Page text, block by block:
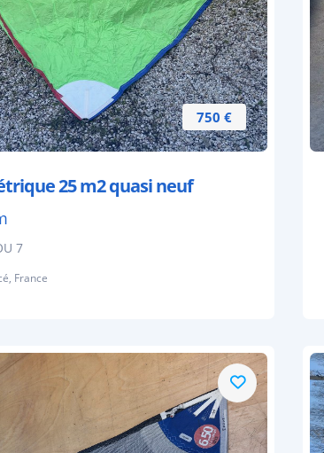
750 €
25 m2 quasi neuf
7
France